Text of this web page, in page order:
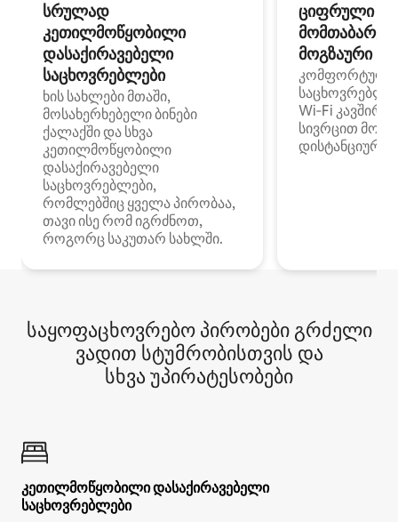
სრულად
კეთილმოწყობილი
დასაქირავებელი
საცხოვრებლები
ხის სახლები მთაში,
მოსახერხებელი ბინები
ქალაქში და სხვა
კეთილმოწყობილი
დასაქირავებელი
საცხოვრებლები,
რომლებშიც ყველა პირობაა,
თავი ისე რომ იგრძნოთ,
როგორც საკუთარ სახლში.
ციფრული
მოგზაური
კომფორტული
Wi‑Fi
სივრცით
დისტანციური
საყოფაცხოვრებო პირობები გრძელი
ვადით სტუმრობისთვის და
სხვა უპირატესობები
კეთილმოწყობილი დასაქირავებელი
საცხოვრებლები